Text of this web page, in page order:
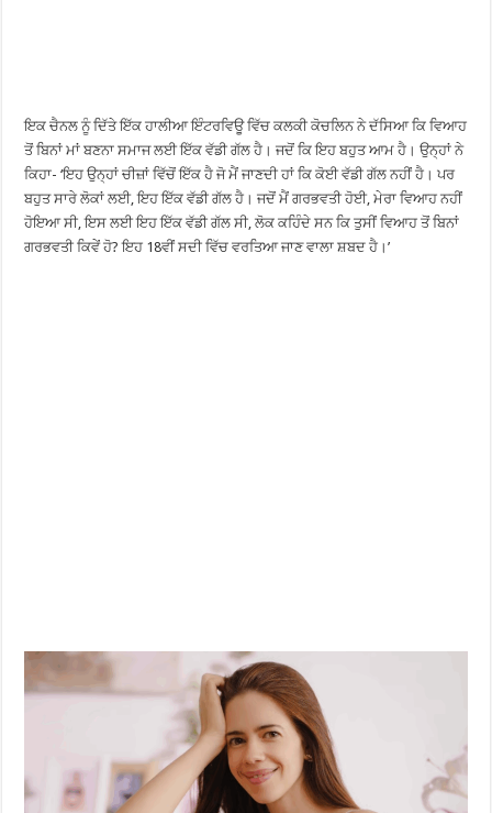
ਇਕ ਚੈਨਲ ਨੂੰ ਦਿੱਤੇ ਇੱਕ ਹਾਲੀਆ ਇੰਟਰਵਿਊ ਵਿੱਚ ਕਲਕੀ ਕੋਚਲਿਨ ਨੇ ਦੱਸਿਆ ਕਿ ਵਿਆਹ
ਤੋਂ ਬਿਨਾਂ ਮਾਂ ਬਣਨਾ ਸਮਾਜ ਲਈ ਇੱਕ ਵੱਡੀ ਗੱਲ ਹੈ। ਜਦੋਂ ਕਿ ਇਹ ਬਹੁਤ ਆਮ ਹੈ। ਉਨ੍ਹਾਂ ਨੇ
ਕਿਹਾ- ‘ਇਹ ਉਨ੍ਹਾਂ ਚੀਜ਼ਾਂ ਵਿੱਚੋਂ ਇੱਕ ਹੈ ਜੋ ਮੈਂ ਜਾਣਦੀ ਹਾਂ ਕਿ ਕੋਈ ਵੱਡੀ ਗੱਲ ਨਹੀਂ ਹੈ। ਪਰ
ਬਹੁਤ ਸਾਰੇ ਲੋਕਾਂ ਲਈ, ਇਹ ਇੱਕ ਵੱਡੀ ਗੱਲ ਹੈ। ਜਦੋਂ ਮੈਂ ਗਰਭਵਤੀ ਹੋਈ, ਮੇਰਾ ਵਿਆਹ ਨਹੀਂ
ਹੋਇਆ ਸੀ, ਇਸ ਲਈ ਇਹ ਇੱਕ ਵੱਡੀ ਗੱਲ ਸੀ, ਲੋਕ ਕਹਿੰਦੇ ਸਨ ਕਿ ਤੁਸੀਂ ਵਿਆਹ ਤੋਂ ਬਿਨਾਂ
ਗਰਭਵਤੀ ਕਿਵੇਂ ਹੋ? ਇਹ 18ਵੀਂ ਸਦੀ ਵਿੱਚ ਵਰਤਿਆ ਜਾਣ ਵਾਲਾ ਸ਼ਬਦ ਹੈ।’